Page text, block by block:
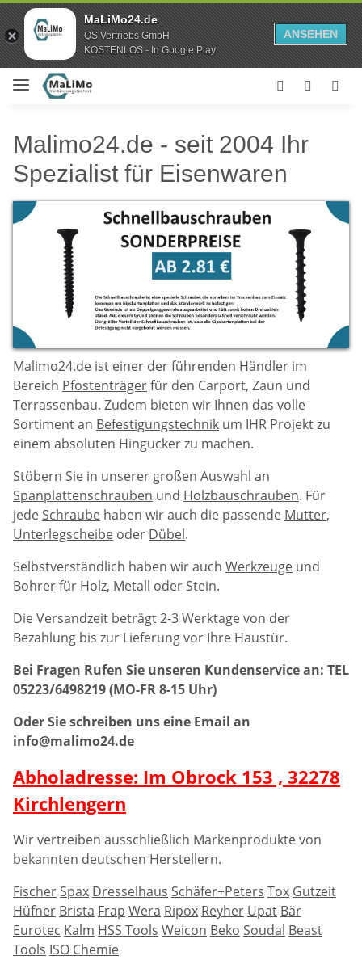
MaLiMo24.de
QS Vertriebs GmbH
KOSTENLOS - In Google Play
ANSEHEN
Malimo24.de - seit 2004 Ihr
Spezialist für Eisenwaren
Malimo24.de ist einer der führenden Händler im
Bereich Pfostenträgerfür den Carport, Zaun und
Terrassenbau. Zudem bieten wir Ihnen das volle
Sortiment an Befestigungstechnik um IHR Projekt zu
einem absoluten Hingucker zu machen.
Stöbern Sie in unserer großen Auswahl an
Spanplattenschrauben und Holzbauschrauben. Für
jede Schraube haben wir auch die passende Mutter,
Unterlegscheibe oder Dübel.
Selbstverständlich haben wir auch Werkzeuge und
Bohrerfür Holz, Metall oder Stein.
Die Versandzeit beträgt 2-3 Werktage von der
Bezahlung bis zur Lieferung vor Ihre Haustür.
Bei Fragen Rufen Sie unseren Kundenservice an: TEL
05223/6498219 (MO-FR 8-15 Uhr)
Oder Sie schreiben uns eine Email an
info@malimo24.de
Abholadresse: Im Obrock 153 , 32278
Kirchlengern
Wir vertreiben ausschließlich Markenprodukte von
bekannten deutschen Herstellern.
Fischer Spax Dresselhaus Schäfer+Peters Tox Gutzeit
Hüfner Brista Frap Wera Ripox Reyher Upat Bär
Eurotec Kalm HSS Tools Weicon Beko Soudal Beast
Tools ISO Chemie